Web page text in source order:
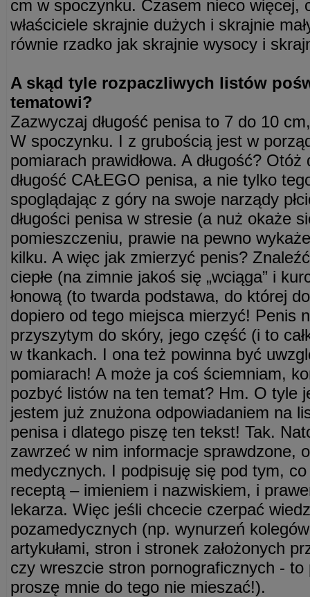
cm w spoczynku. Czasem nieco więcej,
właściciele skrajnie dużych i skrajnie
równie rzadko jak skrajnie wysocy i
A skąd tyle rozpaczliwych listów
tematowi?
Zazwyczaj długość penisa to 7 do 10
W spoczynku. I z grubością jest w
pomiarach prawidłowa. A długość? Otóż
długość CAŁEGO penisa, a nie tylko
spoglądając z góry na swoje narządy
długości penisa w stresie (a nuż okaże
pomieszczeniu, prawie na pewno
kilku. A więc jak zmierzyć penis?
ciepłe (na zimnie jakoś się „wciąga” i
łonową (to twarda podstawa, do której
dopiero od tego miejsca mierzyć! Penis
przyszytym do skóry, jego część (i to
w tkankach. I ona też powinna być
pomiarach! A może ja coś ściemniam,
pozbyć listów na ten temat? Hm. O tyle
jestem już znużona odpowiadaniem na
penisa i dlatego piszę ten tekst! Tak.
zawrzeć w nim informacje sprawdzone,
medycznych. I podpisuję się pod tym, co
receptą – imieniem i nazwiskiem, i
lekarza. Więc jeśli chcecie czerpać
pozamedycznych (np. wynurzeń
artykułami, stron i stronek założonych
czy wreszcie stron pornograficznych -
proszę mnie do tego nie mieszać!).